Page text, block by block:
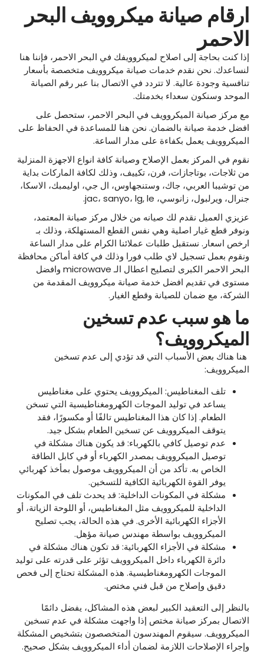
ارقام صيانة ميكروويف البحر
الاحمر
إذا كنت بحاجة إلى اصلاح لميكروويفك في البحر الاحمر، فإننا هنا
لنساعدك. نحن نقدم خدمات صيانة ميكروويف متخصصة بأسعار
تنافسية وجودة عالية. لا تتردد في الاتصال بنا عبر رقم الصيانة
الموحد وسنكون سعداء بخدمتك.
مع مركز صيانة الميكروويف في البحر الاحمر، ستحصل على
افضل خدمة صيانة بالضمان. نحن هنا للمساعدة في الحفاظ على
الميكروويف يعمل بكفاءة على مدار الساعة.
نقوم في المركز بعمل الإصلاح وصيانة كافة انواع الاجهزة المنزلية
من ثلاجات، بوتاجازات، فرن، تكييف، وذلك لكافة الماركات بداية
من توشيبا العربي، جاك، وستنجهاوس، ال جي، اوليمبك، الاسكا،
جنرال، ويرلبول، زانوسي، jac، sanyo، lg, le.
عزيزي العميل نقدم لك صيانه من خلال مركز صيانة المعتمد،
ونوفر قطع غيار اصلية وهي نفس القطع المستهلكة، وذلك بـ
ارخص اسعار. نستقبل طلبات عملائنا الكرام على مدار الساعة
ونقوم بعمل تسجيل لاي طلب فورا وذلك في كافة أماكن محافظة
البحر الاحمر الكبرى لتصليح اعطال الـ microwave وافضل
مستوى في تقديم افضل خدمة صيانة ميكروويف المقدمة من
الشركة، مع ضمان للصيانة وقطع الغيار.
ما هو سبب عدم تسخين
الميكروويف؟
هنا هناك بعض الأسباب التي قد تؤدي إلى عدم تسخين
الميكروويف:
تلف المغناطيس: الميكروويف يحتوي على مغناطيس
يساعد في توليد الموجات الكهرومغناطيسية التي تسخن
الطعام. إذا كان هذا المغناطيس تالفًا أو مكسورًا، فقد
يتوقف الميكروويف عن تسخين الطعام بشكل جيد.
عدم توصيل كافي بالكهرباء: قد يكون هناك مشكلة في
توصيل الميكروويف بمصدر الكهرباء أو في كابل الطاقة
الخاص به. تأكد من أن الميكروويف موصول بمأخذ كهربائي
يوفر القوة الكهربائية الكافية للتسخين.
مشكلة في المكونات الداخلية: قد يحدث تلف في المكونات
الداخلية للميكروويف مثل المغناطيس، أو اللوحة الزياتة، أو
الأجزاء الكهربائية الأخرى. في هذه الحالة، يجب تصليح
الميكروويف بواسطة مهندس صيانة مؤهل.
مشكلة في الأجزاء الكهربائية: قد تكون هناك مشكلة في
دائرة الكهرباء داخل الميكروويف تؤثر على قدرته على توليد
الموجات الكهرومغناطيسية. هذه المشكلة تحتاج إلى فحص
دقيق وإصلاح من قبل فني مختص.
بالنظر إلى التعقيد الكبير لبعض هذه المشاكل، يفضل دائمًا
الاتصال بمركز صيانة مختص إذا واجهت مشكلة في عدم تسخين
الميكروويف. سيقوم المهندسون المتخصصون بتشخيص المشكلة
وإجراء الإصلاحات اللازمة لضمان أداء الميكروويف بشكل صحيح.